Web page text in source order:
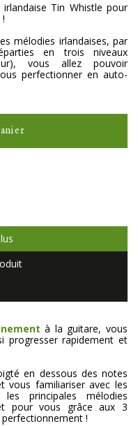
Tin Whistle pour
!
mélodies irlandaises, par
en trois niveaux
vous allez pouvoir
perfectionner en auto-
à la guitare, vous
progresser rapidement et
en dessous des notes
vous familiariser avec les
principales mélodies
pour vous grâce aux 3
!